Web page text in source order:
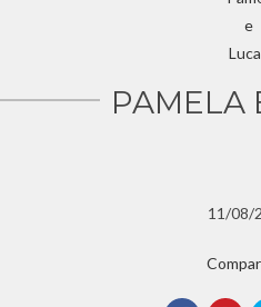
PAMELA
11/08/